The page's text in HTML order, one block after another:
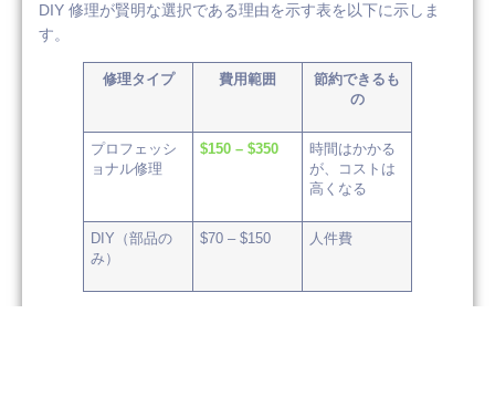
DIY 修理が賢明な選択である理由を示す表を以下に示しま
す。
修理タイプ 費用範囲
節約できるも
の
プロフェッシ
ョナル修理
$150 – $350
時間はかかる
が、コストは
高くなる
DIY（部品の
み）
$70 – $150 人件費